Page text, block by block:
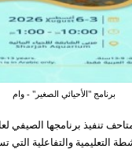
برنامج "الأحيائي الصغير" - وام
التعليمية والتفاعلية التي